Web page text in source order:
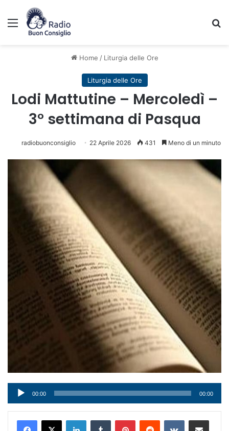
Menu
Home / Liturgia delle Ore
Liturgia delle Ore
Lodi Mattutine – Mercoledì –
3° settimana di Pasqua
radiobuonconsiglio 22 Aprile 2026 431 Meno di un minuto
Audio
Player
00:00 00:00